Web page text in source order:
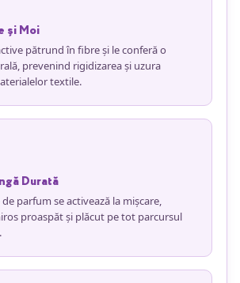
și Moi
pătrund în fibre și le conferă o
prevenind rigidizarea și uzura
textile.
Durată
parfum se activează la mișcare,
proaspăt și plăcut pe tot parcursul